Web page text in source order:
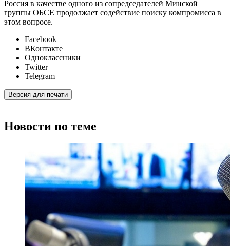
Россия в качестве одного из сопредседателей Минской
группы ОБСЕ продолжает содействие поиску компромисса в
этом вопросе.
Facebook
ВКонтакте
Одноклассники
Twitter
Telegram
Версия для печати
Новости по теме